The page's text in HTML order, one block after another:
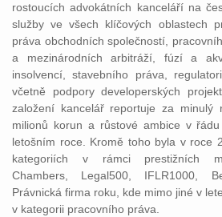
rostoucích advokátních kanceláří na
služby ve všech klíčových oblastech
práva obchodních společností,
a mezinárodních arbitráží, fúzí a
insolvencí, stavebního práva,
včetně podpory developerských
založení kancelář reportuje za
milionů korun a růstové ambice v
letošním roce. Kromě toho byla v roce
kategoriích v rámci prestižních
Chambers, Legal500, IFLR1000,
Právnická firma roku, kde mimo jiné v
v kategorii pracovního práva.